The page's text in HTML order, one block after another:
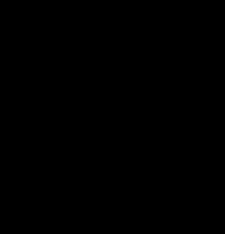
Процесс заказа оказался простым:
высоте, рамка хорошо сочетается